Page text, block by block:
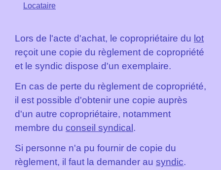
Locataire
Lors de l'acte d'achat, le copropriétaire du lot
reçoit une copie du règlement de copropriété
et le syndic dispose d'un exemplaire.
En cas de perte du règlement de copropriété,
il est possible d'obtenir une copie auprès
d'un autre copropriétaire, notamment
membre du conseil syndical .
Si personne n'a pu fournir de copie du
règlement, il faut la demander au syndic.